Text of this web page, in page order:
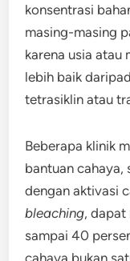
konsentrasi
masing-masing
karena usia atau
lebih baik
tetrasiklin atau
Beberapa klinik
bantuan cahaya,
dengan aktivasi
bleaching, dapat
sampai 40
cahaya bukan